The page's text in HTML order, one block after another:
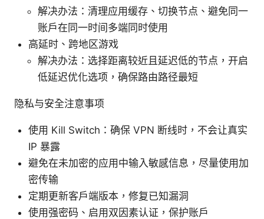
解决办法：清理应用缓存、切换节点、避免同一
账户在同一时间多端同时使用
高延时、跨地区游戏
解决办法：选择距离较近且延迟低的节点，开启
低延迟优化选项，确保路由路径最短
隐私与安全注意事项
使用 Kill Switch：确保 VPN 断线时，不会让真实
IP 暴露
避免在未加密的应用中输入敏感信息，尽量使用加
密传输
定期更新客户端版本，修复已知漏洞
使用强密码、启用双因素认证，保护账户